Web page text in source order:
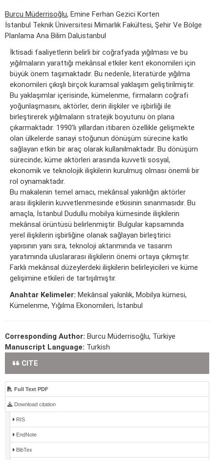
Burcu Müderrisoğlu, Emine Ferhan Gezici Korten
İstanbul Teknik Üniversitesi Mimarlık Fakültesi, Şehir Ve Bölge
Planlama Ana Bilim Dalı,i̇stanbul
İktisadi faaliyetlerin belirli bir coğrafyada yığılması ve bu
yığılmaların yarattığı mekânsal etkiler kent ekonomileri için
büyük önem taşımaktadır. Bu nedenle, literatürde yığılma
ekonomileri çıkışlı birçok kuramsal yaklaşım geliştirilmiştir.
Bu yaklaşımlar içerisinde, kümelenme, firmaların coğrafi
yoğunlaşmasını, aktörler, derin ilişkiler ve işbirliği ile
birleştirerek yığılmaların stratejik boyutunu ön plana
çıkarmaktadır. 1990’lı yıllardan itibaren özellikle gelişmekte
olan ülkelerde sanayi stoğunun dönüşüm sürecine katkı
sağlayan etkin bir araç olarak kullanılmaktadır. Bu dönüşüm
sürecinde; küme aktörleri arasında kuvvetli sosyal,
ekonomik ve teknolojik ilişkilerin kurulmuş olması önemli bir
rol oynamaktadır.
Bu makalenin temel amacı, mekânsal yakınlığın aktörler
arası ilişkilerin kuvvetlenmesinde etkisinin sınanmasıdır. Bu
amaçla, İstanbul Dudullu mobilya kümesinde ilişkilerin
mekânsal örüntüsü belirlenmiştir. Bulgular kapsamında
yerel ilişkilerin işbirliğine olanak sağlayan birleştirici
yapısının yanı sıra, teknoloji aktarımında ve tasarım
yaratımında uluslararası ilişkilerin önemi ortaya çıkmıştır.
Farklı mekânsal düzeylerdeki ilişkilerin belirleyicileri ve küme
gelişimine etkileri de tartışılmıştır.
Anahtar Kelimeler: Mekânsal yakınlık, Mobilya kümesi,
Kümelenme, Yığılma Ekonomileri, İstanbul
Corresponding Author: Burcu Müderrisoğlu, Türkiye
Manuscript Language: Turkish
CITE
Full Text PDF
Download citation
RIS
EndNote
BibTex